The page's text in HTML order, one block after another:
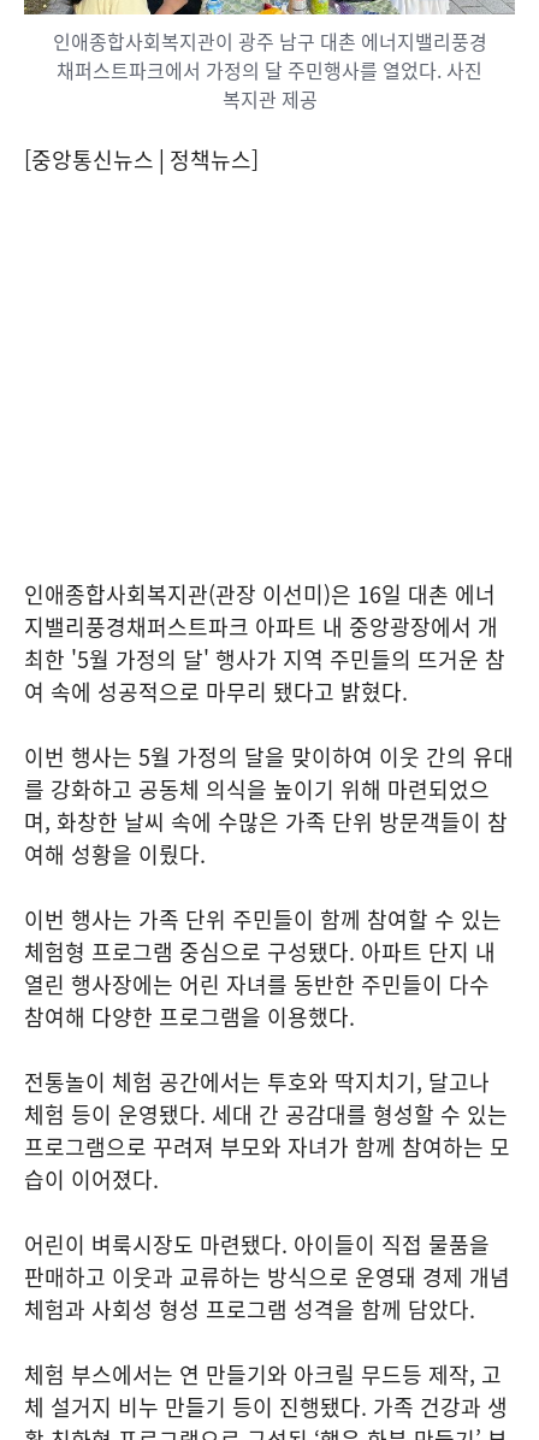
인애종합사회복지관이 광주 남구 대촌 에너지밸리풍경
채퍼스트파크에서 가정의 달 주민행사를 열었다. 사진
복지관 제공
[중앙통신뉴스│정책뉴스]
인애종합사회복지관(관장 이선미)은 16일 대촌 에너
지밸리풍경채퍼스트파크 아파트 내 중앙광장에서 개
최한 '5월 가정의 달' 행사가 지역 주민들의 뜨거운 참
여 속에 성공적으로 마무리 됐다고 밝혔다.
이번 행사는 5월 가정의 달을 맞이하여 이웃 간의 유대
를 강화하고 공동체 의식을 높이기 위해 마련되었으
며, 화창한 날씨 속에 수많은 가족 단위 방문객들이 참
여해 성황을 이뤘다.
이번 행사는 가족 단위 주민들이 함께 참여할 수 있는
체험형 프로그램 중심으로 구성됐다. 아파트 단지 내
열린 행사장에는 어린 자녀를 동반한 주민들이 다수
참여해 다양한 프로그램을 이용했다.
전통놀이 체험 공간에서는 투호와 딱지치기, 달고나
체험 등이 운영됐다. 세대 간 공감대를 형성할 수 있는
프로그램으로 꾸려져 부모와 자녀가 함께 참여하는 모
습이 이어졌다.
어린이 벼룩시장도 마련됐다. 아이들이 직접 물품을
판매하고 이웃과 교류하는 방식으로 운영돼 경제 개념
체험과 사회성 형성 프로그램 성격을 함께 담았다.
체험 부스에서는 연 만들기와 아크릴 무드등 제작, 고
체 설거지 비누 만들기 등이 진행됐다. 가족 건강과 생